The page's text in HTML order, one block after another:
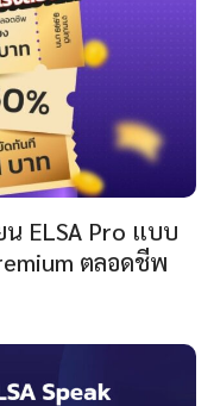
ELSA Pro แบบ
ตลอดชีพ